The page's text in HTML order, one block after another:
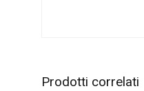
Prodotti correlati